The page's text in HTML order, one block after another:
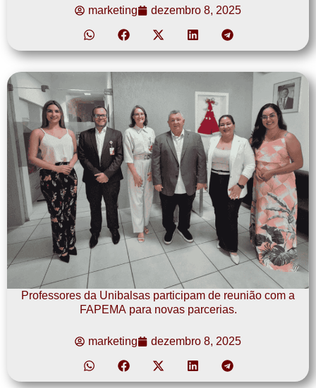
marketing dezembro 8, 2025
Professores da Unibalsas participam de reunião com a
FAPEMA para novas parcerias.
marketing dezembro 8, 2025